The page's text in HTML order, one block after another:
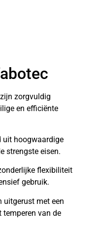
zorgvuldig
en efficiënte
uit hoogwaardige
strengste eisen.
flexibiliteit
gebruik.
uitgerust met een
temperen van de